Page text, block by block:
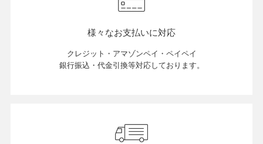
様々なお支払いに対応
クレジット・アマゾンペイ・ペイペイ
銀行振込・代金引換等対応しております。